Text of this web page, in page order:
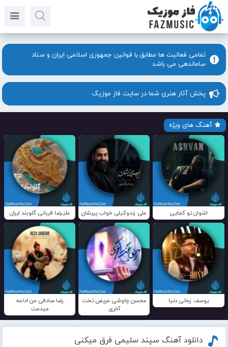
تمامی فعالیت ها مطابق با قوانین جمهوری اسلامی ایران و ستاد
ساماندهی می باشد
پخش آثار هنری شما در سایت فاز موزیک
آهنگ های ویژه
اشوان تو کجایی علی زندوکیلی خواب پریشان علیرضا قربانی گلوبند ایران
یوسف زمانی دنیا
محسن چاوشی مریض تخت
آخری
رضا صادقی من ادامه
میدمت
دانلود آهنگ سپند سلیمی فرق میکنی